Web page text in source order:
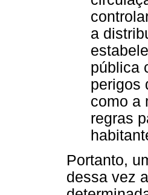
a
pública
perigos
como a
regras
Portanto,
dessa vez